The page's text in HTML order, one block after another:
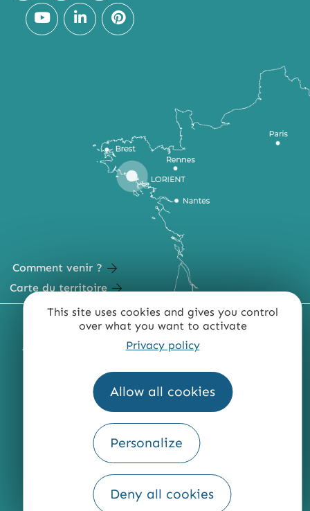
This site uses cookies and gives you control
over what you want to activate
Privacy policy
Allow all cookies
Personalize
Deny all cookies
Comment venir ?
Carte du territoire
MENTIONS LÉGALES PLAN DU SITE
ACCESSIBILITÉ : NON CONFORME
QUI SOMMES-NOUS ?
Fourni par
Traduction